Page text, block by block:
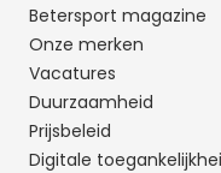
Betersport magazine
Onze merken
Vacatures
Duurzaamheid
Prijsbeleid
Digitale